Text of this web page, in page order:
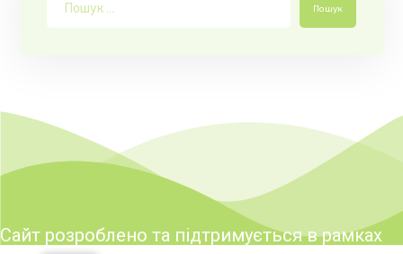
Пошук
Сайт розроблено та підтримується в рамках